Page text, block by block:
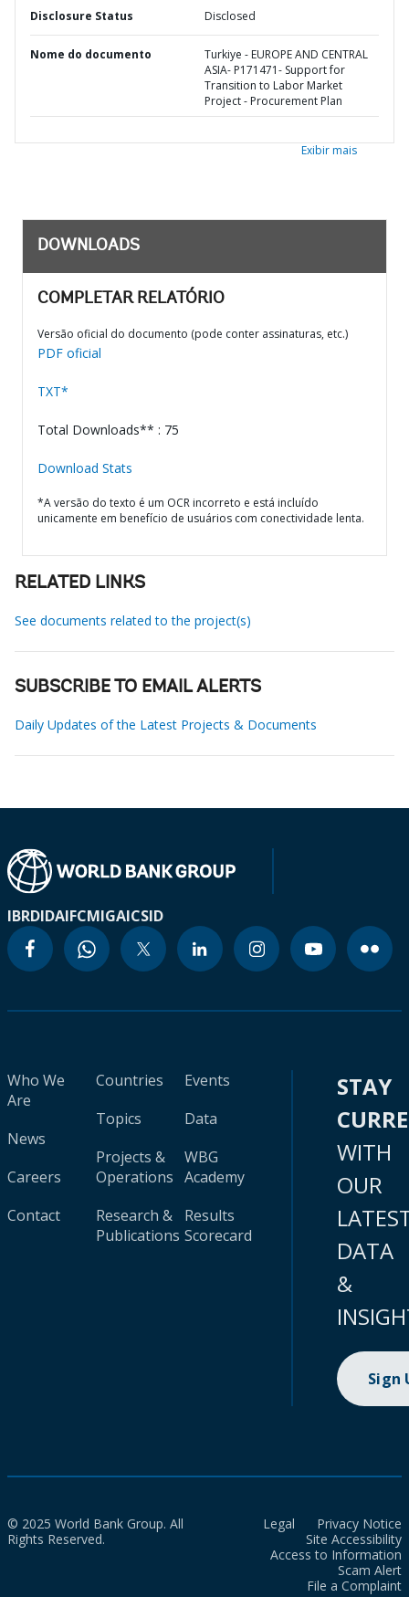
Disclosure Status Disclosed
Nome do documento
Turkiye - EUROPE AND CENTRAL
ASIA- P171471- Support for
Transition to Labor Market
Project - Procurement Plan
Exibir mais
DOWNLOADS
COMPLETAR RELATÓRIO
Versão oficial do documento (pode conter assinaturas, etc.)
PDF oficial
TXT*
Total Downloads** : 75
Download Stats
*A versão do texto é um OCR incorreto e está incluído
unicamente em benefício de usuários com conectividade lenta.
RELATED LINKS
See documents related to the project(s)
SUBSCRIBE TO EMAIL ALERTS
Daily Updates of the Latest Projects & Documents
IBRDIDAIFCMIGAICSID
Who We
Are
News
Careers
Contact
Countries
Topics
Projects &
Operations
Research &
Publications
Events
Data
WBG
Academy
Results
Scorecard
STAY
WITH
OUR
DATA
&
Sign
© 2025 World Bank Group. All
Rights Reserved.
Legal
Privacy Notice
Site Accessibility
Access to Information
Scam Alert
File a Complaint